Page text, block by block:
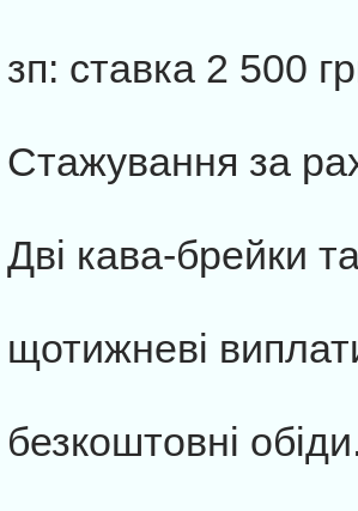
зп: ставка 2 500
Стажування за
Дві кава-брейки
щотижневі
безкоштовні